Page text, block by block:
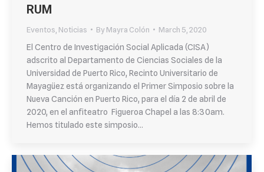
RUM
Eventos, Noticias ByMayra Colón
March 5, 2020
El Centro de Investigación Social Aplicada (CISA)
adscrito al Departamento de Ciencias Sociales de la
Universidad de Puerto Rico, Recinto Universitario de
Mayagüez está organizando el Primer Simposio sobre la
Nueva Canción en Puerto Rico, para el día 2 de abril de
2020, en el anfiteatro Figueroa Chapel a las 8:30am.
Hemos titulado este simposio…